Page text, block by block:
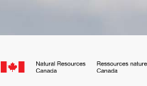
Canada.ca